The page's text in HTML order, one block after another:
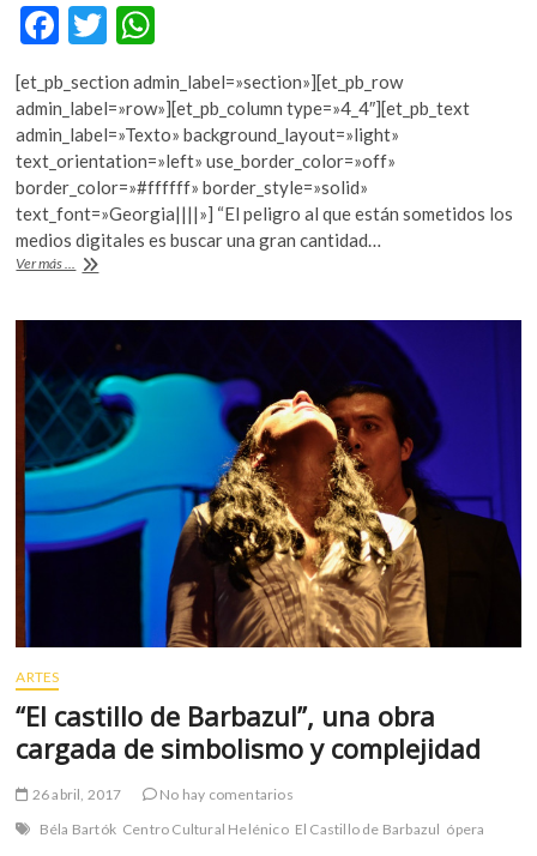
F
e
b
o
o
k
T
w
itt
er
h
at
s
A
p
p
[et_pb_section admin_label=»section»][et_pb_row
admin_label=»row»][et_pb_column type=»4_4″][et_pb_text
admin_label=»Texto» background_layout=»light»
text_orientation=»left» use_border_color=»off»
border_color=»#ffffff» border_style=»solid»
text_font=»Georgia||||»] “El peligro al que están sometidos los
medios digitales es buscar una gran cantidad…
Ver más ... WikiTribune,
de
“fake
news”
ARTES
“El castillo de Barbazul”, una obra
cargada de simbolismo y complejidad
26 abril, 2017
No hay comentarios
Béla Bartók Centro Cultural Helénico El Castillo de Barbazul ópera